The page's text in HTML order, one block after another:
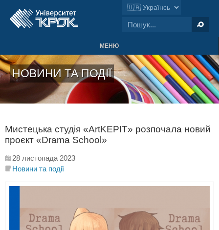
МЕНЮ
НОВИНИ ТА ПОДІЇ
Мистецька студія «ArtKEPIT» розпочала новий
проєкт «Drama School»
28 листопада 2023
Новини та події